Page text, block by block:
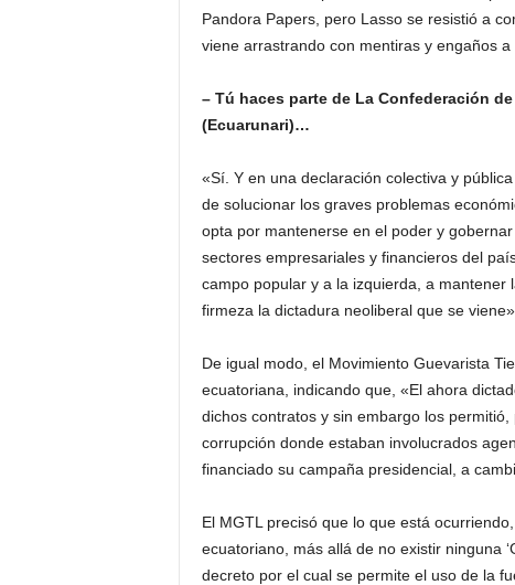
Pandora Papers, pero Lasso se resistió a
viene arrastrando con mentiras y engaños a
– Tú haces parte de La Confederación
(Ecuarunari)…
«Sí. Y en una declaración colectiva y
de solucionar los graves problemas
opta por mantenerse en el poder y
sectores empresariales y financieros del
campo popular y a la izquierda, a
firmeza la dictadura neoliberal que se viene».
De igual modo, el Movimiento Guevarista
ecuatoriana, indicando que, «El ahora
dichos contratos y sin embargo los
corrupción donde estaban involucrados
financiado su campaña presidencial, a
El MGTL precisó que lo que está
ecuatoriano, más allá de no existir ninguna
decreto por el cual se permite el uso de la